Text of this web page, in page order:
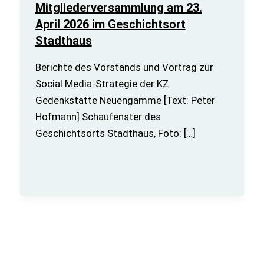
Mitgliederversammlung am 23.
April 2026 im Geschichtsort
Stadthaus
Berichte des Vorstands und Vortrag zur
Social Media-Strategie der KZ
Gedenkstätte Neuengamme [Text: Peter
Hofmann] Schaufenster des
Geschichtsorts Stadthaus, Foto: […]